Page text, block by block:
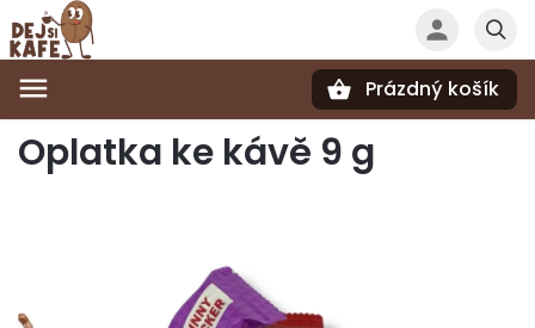
Prázdný košík
Oplatka ke kávě 9 g